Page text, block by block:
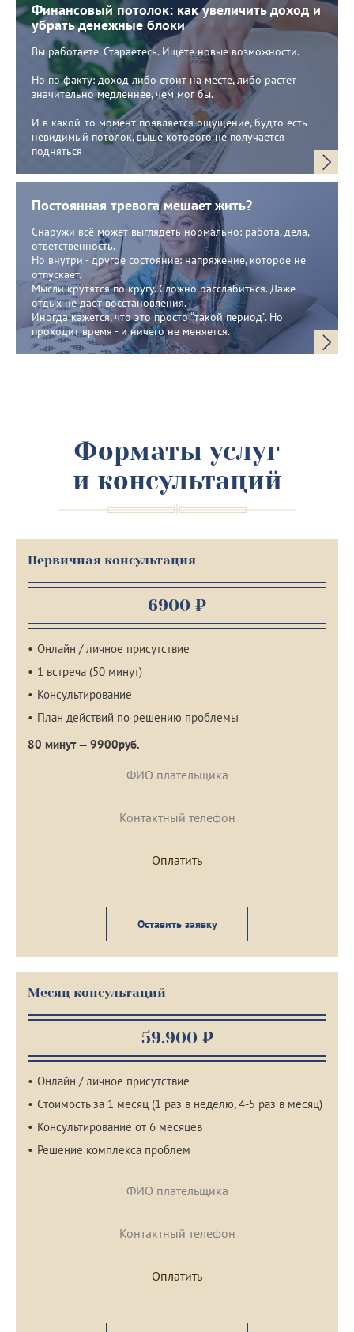
Финансовый потолок: как увеличить доход и
убрать денежные блоки
Вы работаете. Стараетесь. Ищете новые возможности.
Но по факту: доход либо стоит на месте, либо растёт
значительно медленнее, чем мог бы.
И в какой-то момент появляется ощущение, будто есть
невидимый потолок, выше которого не получается
подняться
Постоянная тревога мешает жить?
Снаружи всё может выглядеть нормально: работа, дела,
ответственность.
Но внутри - другое состояние: напряжение, которое не
отпускает.
Мысли крутятся по кругу. Сложно расслабиться. Даже
отдых не даёт восстановления.
Иногда кажется, что это просто “такой период”. Но
проходит время - и ничего не меняется.
Форматы услуг
и консультаций
Первичная консультация
6900 ₽
Онлайн / личное присутствие
1 встреча (50 минут)
Консультирование
План действий по решению проблемы
80 минут — 9900руб.
Оставить заявку
Месяц консультаций
59.900 ₽
Онлайн / личное присутствие
Стоимость за 1 месяц (1 раз в неделю, 4-5 раз в месяц)
Консультирование от 6 месяцев
Решение комплекса проблем